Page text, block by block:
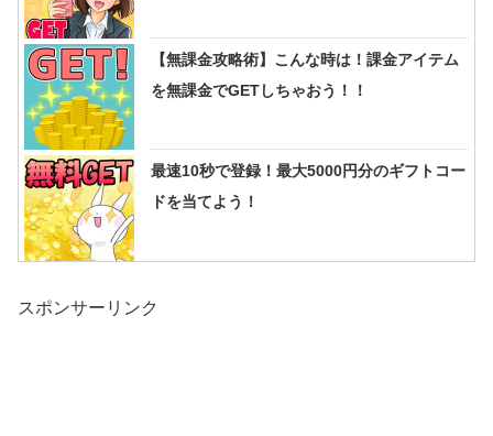
【無課金攻略術】こんな時は！課金アイテム
を無課金でGETしちゃおう！！
最速10秒で登録！最大5000円分のギフトコー
ドを当てよう！
スポンサーリンク